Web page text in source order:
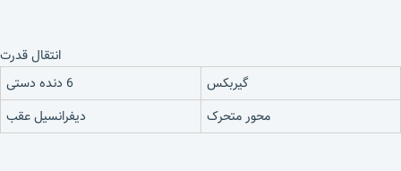
انتقال قدرت
گیربکس
محور متحرک
دیفرانسیل عقب